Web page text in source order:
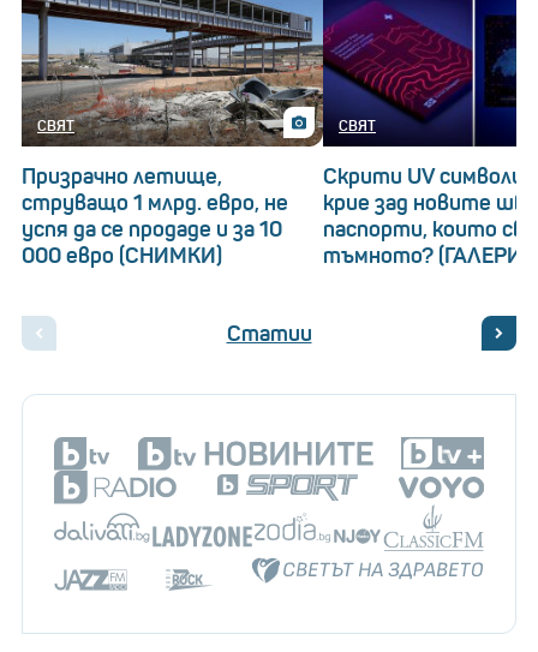
СВЯТ
Призрачно летище,
струващо 1 млрд. евро, не
успя да се продаде и за 10
000 евро (СНИМКИ)
СВЯТ
Скрити UV символи:
крие зад новите
паспорти, които
тъмното?
Статии